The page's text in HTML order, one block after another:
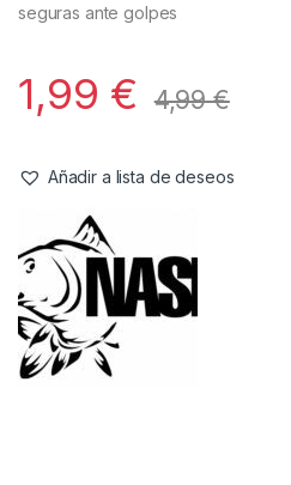
seguras ante golpes
1,99 € 4,99€
Añadir a lista de deseos